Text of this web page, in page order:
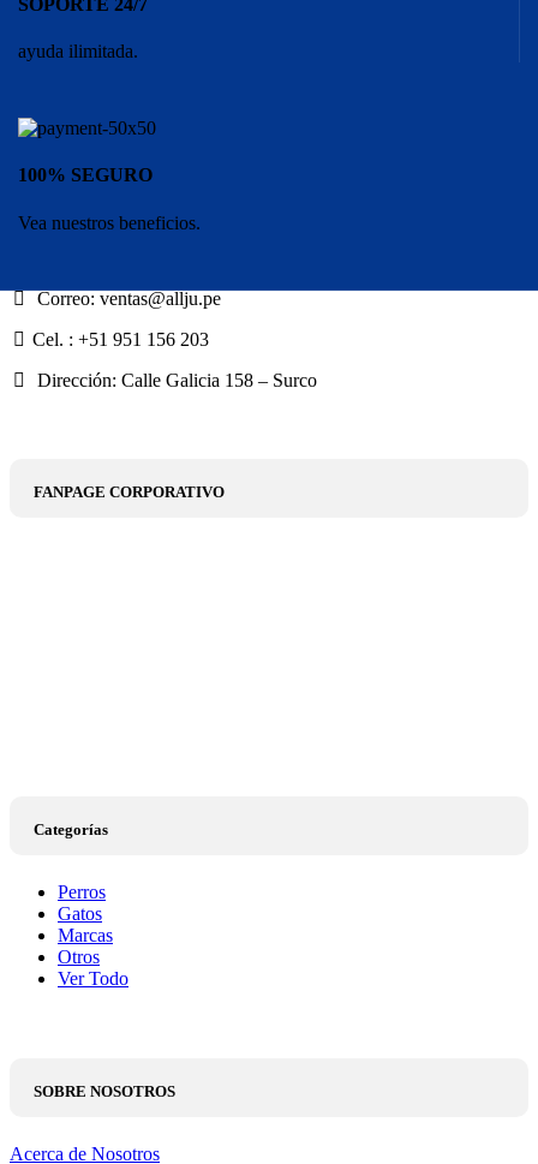
SOPORTE 24/7
ayuda ilimitada.
100% SEGURO
Vea nuestros beneficios.
Correo: ventas@allju.pe
Cel. : +51 951 156 203
Dirección: Calle Galicia 158 – Surco
FANPAGE CORPORATIVO
Categorías
Perros
Gatos
Marcas
Otros
Ver Todo
SOBRE NOSOTROS
Acerca de Nosotros